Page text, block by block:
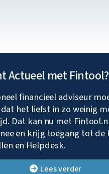
Actueel met Fintool?
financieel adviseur
het liefst in zo weinig
Dat kan nu met
en krijg toegang tot de
en Helpdesk.
Lees verder